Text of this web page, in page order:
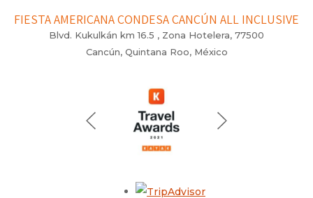
FIESTA AMERICANA CONDESA CANCÚN ALL INCLUSIVE
Blvd. Kukulkán km 16.5 , Zona Hotelera, 77500
Cancún, Quintana Roo, México